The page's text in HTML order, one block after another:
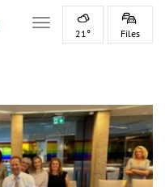
Toggle navigation
21° Files